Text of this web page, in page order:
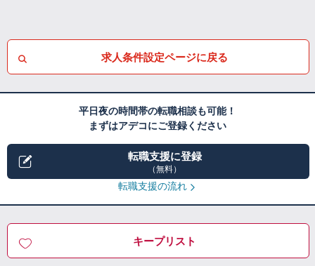
求人条件設定ページに戻る
平日夜の時間帯の転職相談も可能！
まずはアデコにご登録ください
転職支援に登録
（無料）
転職支援の流れ
キープリスト